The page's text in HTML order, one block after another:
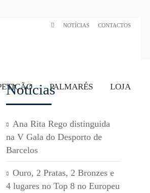
NOTÍCIAS CONTACTOS
PALMARÉS LOJA
Notícias
Ana Rita Rego distinguida
na V Gala do Desporto de
Barcelos
Ouro, 2 Pratas, 2 Bronzes e
4 lugares no Top 8 no Europeu